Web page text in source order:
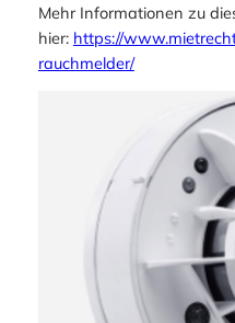
Mehr Informationen zu
hier: https://
rauchmelder/